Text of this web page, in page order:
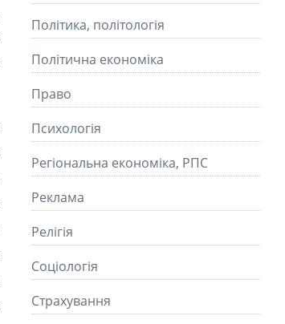
Політика, політологія
Політична економіка
Право
Психологія
Регіональна економіка, РПС
Реклама
Релігія
Соціологія
Страхування